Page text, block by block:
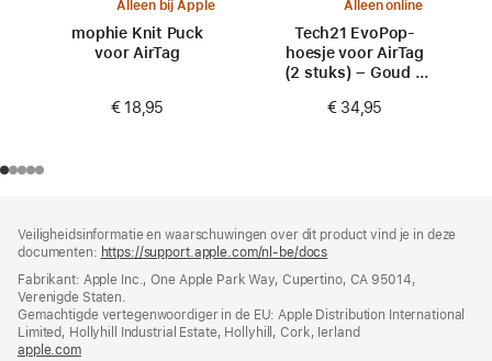
Alleen bij Apple
mophie Knit Puck
voor AirTag
€ 18,95
Alleen online
Tech21 EvoPop-
hoesje voor AirTag
(2 stuks) – Goud &
€ 34,95
Veiligheidsinformatie en waarschuwingen over dit product vind je in deze
documenten: https://support.apple.com/nl-be/docs
nieuw
geopend)
Fabrikant: Apple Inc., One Apple Park Way, Cupertino, CA 95014,
Verenigde Staten.
Gemachtigde vertegenwoordiger in de EU: Apple Distribution International
Limited, Hollyhill Industrial Estate, Hollyhill, Cork, Ierland
apple.com(wordt